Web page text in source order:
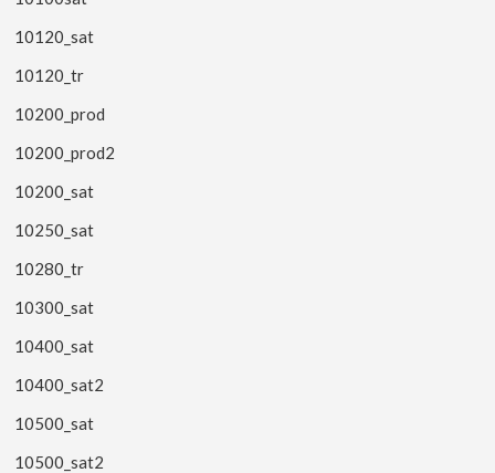
10120_sat
10120_tr
10200_prod
10200_prod2
10200_sat
10250_sat
10280_tr
10300_sat
10400_sat
10400_sat2
10500_sat
10500_sat2